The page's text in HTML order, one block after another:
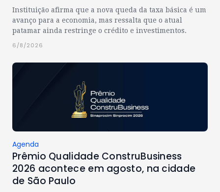
Instituição afirma que a nova queda da taxa básica é um
avanço para a economia, mas ressalta que o atual
patamar ainda restringe o crédito e investimentos.
6/8/2026
Agenda
Prêmio Qualidade ConstruBusiness
2026 acontece em agosto, na cidade
de São Paulo